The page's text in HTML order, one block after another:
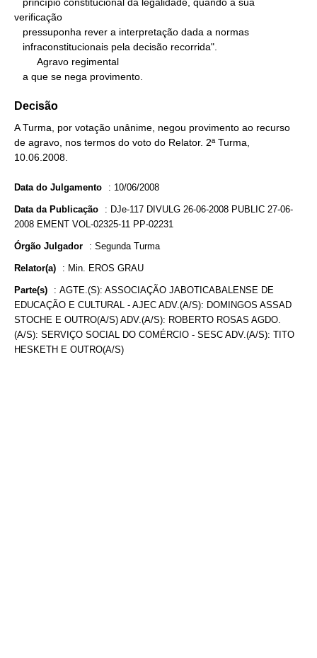
verificação
   a que se nega provimento.
Decisão
A Turma, por votação unânime, negou provimento ao recurso
de agravo, nos termos do voto do Relator. 2ª Turma,
10.06.2008.
Data do Julgamento : 10/06/2008
Data da Publicação : DJe-117 DIVULG 26-06-2008 PUBLIC 27-06-
2008 EMENT VOL-02325-11 PP-02231
Órgão Julgador : Segunda Turma
Relator(a) : Min. EROS GRAU
Parte(s) : AGTE.(S): ASSOCIAÇÃO JABOTICABALENSE DE
EDUCAÇÃO E CULTURAL - AJEC ADV.(A/S): DOMINGOS ASSAD
STOCHE E OUTRO(A/S) ADV.(A/S): ROBERTO ROSAS AGDO.
(A/S): SERVIÇO SOCIAL DO COMÉRCIO - SESC ADV.(A/S): TITO
HESKETH E OUTRO(A/S)